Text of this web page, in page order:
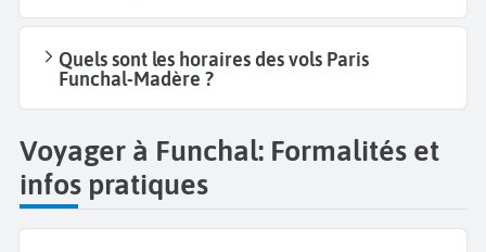
Quels sont les horaires des vols Paris
Funchal-Madère ?
Voyager à Funchal: Formalités et
infos pratiques